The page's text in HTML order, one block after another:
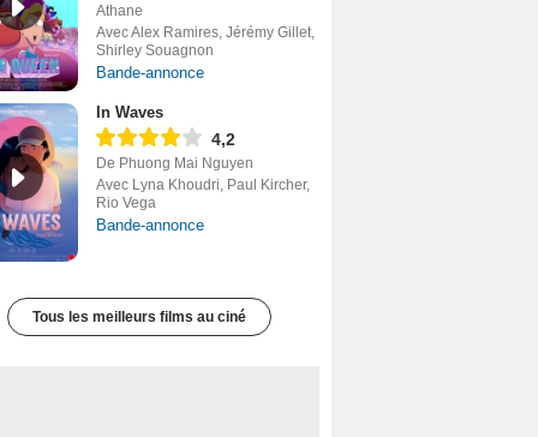
Athane
Avec Alex Ramires, Jérémy Gillet,
Shirley Souagnon
Bande-annonce
In Waves
4,2
De Phuong Mai Nguyen
Avec Lyna Khoudri, Paul Kircher,
Rio Vega
Bande-annonce
Tous les meilleurs films au ciné